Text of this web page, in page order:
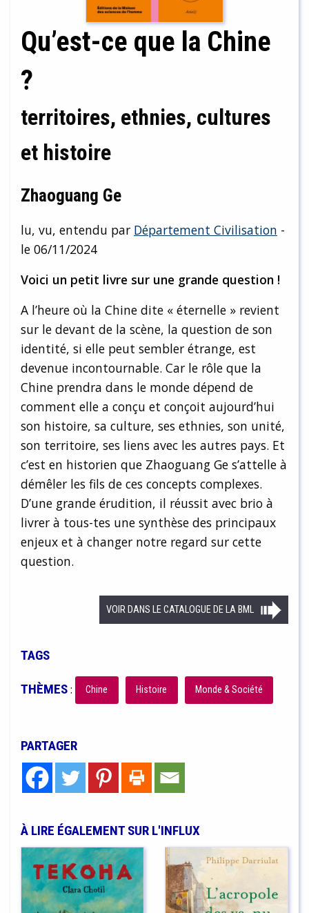
Qu’est-ce que la Chine
?
territoires, ethnies, cultures
et histoire
Zhaoguang Ge
lu, vu, entendu par Département Civilisation -
le 06/11/2024
Voici un petit livre sur une grande question !
A l’heure où la Chine dite « éternelle » revient
sur le devant de la scène, la question de son
identité, si elle peut sembler étrange, est
devenue incontournable. Car le rôle que la
Chine prendra dans le monde dépend de
comment elle a conçu et conçoit aujourd’hui
son histoire, sa culture, ses ethnies, son unité,
son territoire, ses liens avec les autres pays. Et
c’est en historien que Zhaoguang Ge s’attelle à
démêler les fils de ces concepts complexes.
D’une grande érudition, il réussit avec brio à
livrer à tous-tes une synthèse des principaux
enjeux et à changer notre regard sur cette
question.
VOIR DANS LE CATALOGUE DE LA BML
TAGS
THÈMES: Chine Histoire Monde & Société
PARTAGER
À LIRE ÉGALEMENT SUR L'INFLUX